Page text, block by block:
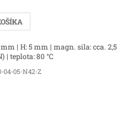
| H: 5 mm | magn. sila: cca. 2,5
| teplota: 80 °C
04-05-N42-Z